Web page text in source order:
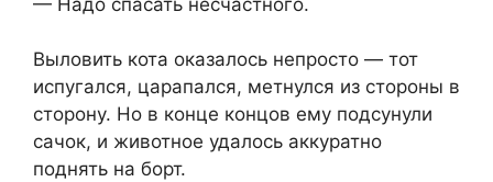
Выловить кота оказалось непросто — тот
испугался, царапался, метнулся из стороны в
сторону. Но в конце концов ему подсунули
сачок, и животное удалось аккуратно
поднять на борт.